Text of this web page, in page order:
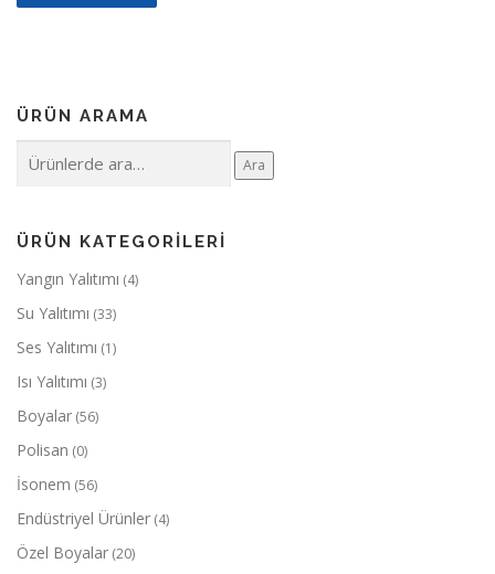
ÜRÜN ARAMA
Ara
ÜRÜN KATEGORILERI
Yangın Yalıtımı (4)
Su Yalıtımı (33)
Ses Yalıtımı (1)
Isı Yalıtımı (3)
Boyalar (56)
Polisan (0)
İsonem (56)
Endüstriyel Ürünler (4)
Özel Boyalar (20)